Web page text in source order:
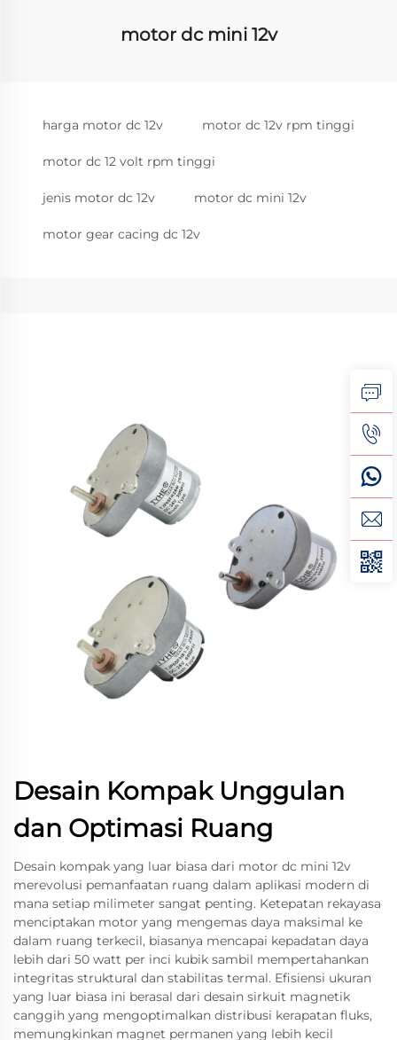
motor dc mini 12v
harga motor dc 12v motor dc 12v rpm tinggi
motor dc 12 volt rpm tinggi
jenis motor dc 12v motor dc mini 12v
motor gear cacing dc 12v
Desain Kompak Unggulan
dan Optimasi Ruang
Desain kompak yang luar biasa dari motor dc mini 12v
merevolusi pemanfaatan ruang dalam aplikasi modern di
mana setiap milimeter sangat penting. Ketepatan rekayasa
menciptakan motor yang mengemas daya maksimal ke
dalam ruang terkecil, biasanya mencapai kepadatan daya
lebih dari 50 watt per inci kubik sambil mempertahankan
integritas struktural dan stabilitas termal. Efisiensi ukuran
yang luar biasa ini berasal dari desain sirkuit magnetik
canggih yang mengoptimalkan distribusi kerapatan fluks,
memungkinkan magnet permanen yang lebih kecil